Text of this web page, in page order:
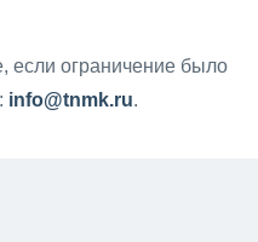
если ограничение было
info@tnmk.ru.